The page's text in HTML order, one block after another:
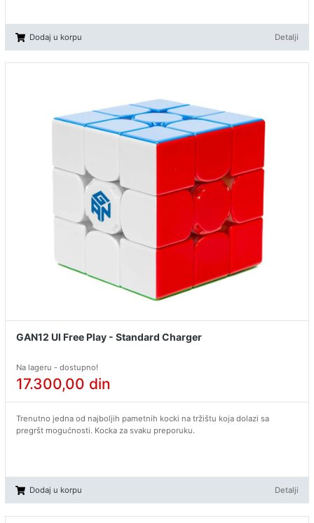
Dodaj u korpu Detalji
GAN12 UI Free Play - Standard Charger
Na lageru - dostupno!
17.300,00 din
Trenutno jedna od najboljih pametnih kocki na tržištu koja dolazi sa
pregršt mogućnosti. Kocka za svaku preporuku.
Dodaj u korpu Detalji